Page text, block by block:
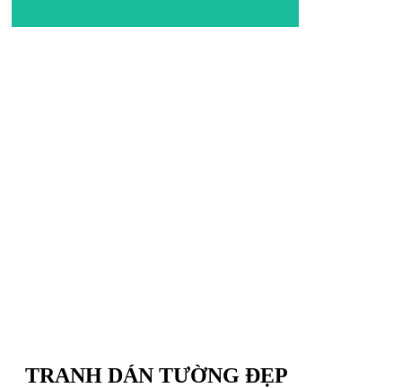
TRANH DÁN TƯỜNG ĐẸP